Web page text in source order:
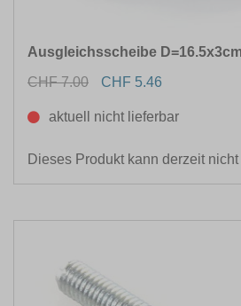
Ausgleichsscheibe
CHF 7.00
CHF 5.46
aktuell nicht lieferbar
Dieses Produkt kann derzeit